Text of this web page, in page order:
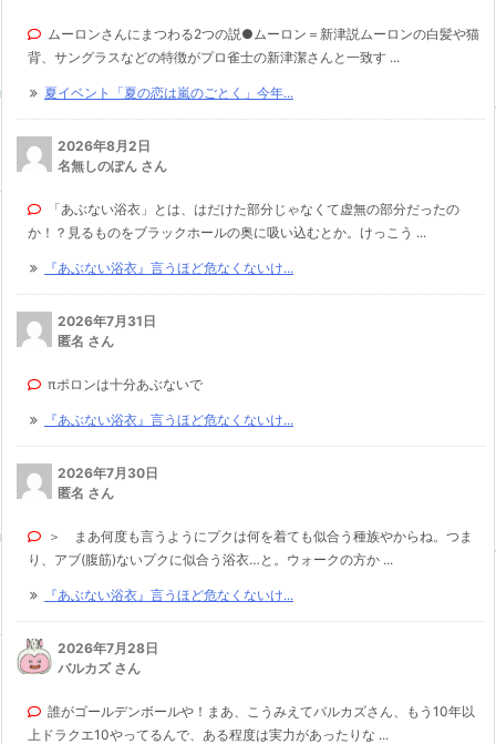
ムーロンさんにまつわる2つの説●ムーロン＝新津説ムーロンの白髪や猫
背、サングラスなどの特徴がプロ雀士の新津潔さんと一致す ...
夏イベント「夏の恋は嵐のごとく」今年...
2026年8月2日
名無しのぽん さん
「あぶない浴衣」とは、はだけた部分じゃなくて虚無の部分だったの
か！？見るものをブラックホールの奥に吸い込むとか。けっこう ...
『あぶない浴衣』言うほど危なくないけ...
2026年7月31日
匿名 さん
πポロンは十分あぶないで
『あぶない浴衣』言うほど危なくないけ...
2026年7月30日
匿名 さん
＞ まあ何度も言うようにプクは何を着ても似合う種族やからね。つま
り、アブ(腹筋)ないプクに似合う浴衣…と。ウォークの方か ...
『あぶない浴衣』言うほど危なくないけ...
2026年7月28日
バルカズ さん
誰がゴールデンボールや！まあ、こうみえてバルカズさん、もう10年以
上ドラクエ10やってるんで、ある程度は実力があったりな ...